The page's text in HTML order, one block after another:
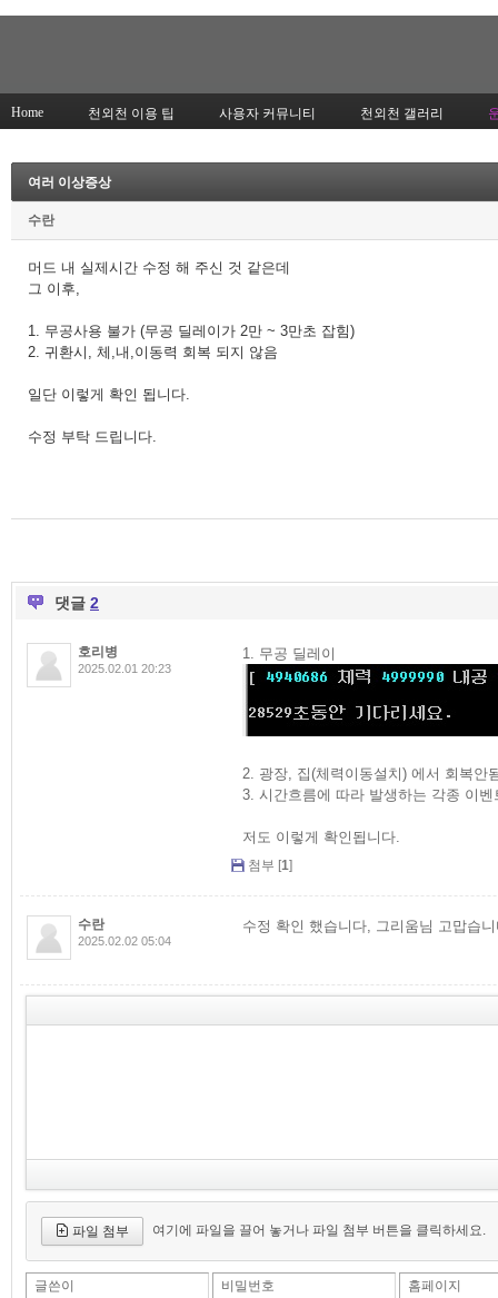
Home 천외천 이용 팁 사용자 커뮤니티 천외천 갤러리
여러 이상증상
수란
머드 내 실제시간 수정 해 주신 것 같은데
그 이후,
1. 무공사용 불가 (무공 딜레이가 2만 ~ 3만초 잡힘)
2. 귀환시, 체,내,이동력 회복 되지 않음
일단 이렇게 확인 됩니다.
수정 부탁 드립니다.
댓글 2
호리병
2025.02.01 20:23
1. 무공 딜레이
2. 광장, 집(체력이동설치) 에서 회복안
3. 시간흐름에 따라 발생하는 각종 이
저도 이렇게 확인됩니다.
첨부 [1]
수란
2025.02.02 05:04
수정 확인 했습니다, 그리움님 고맙습
파일 첨부 여기에 파일을 끌어 놓거나 파일 첨부 버튼을 클릭하세요.
글쓴이 비밀번호 홈페이지